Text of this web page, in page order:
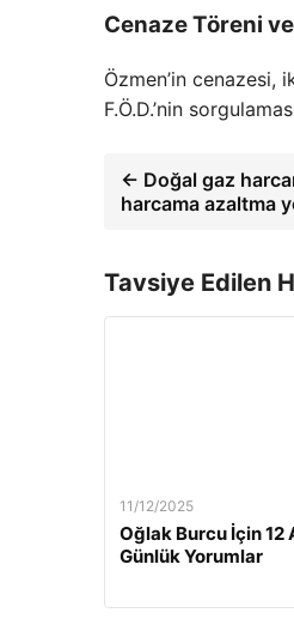
Cenaze Töreni
Özmen’in cenazesi,
F.Ö.D.’nin
← Doğal gaz
harcama azaltma
Tavsiye Edilen
11/12/2025
Oğlak Burcu İçin 12
Günlük Yorumlar